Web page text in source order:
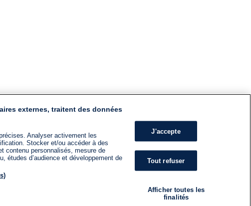
externes, traitent des données
Analyser activement les
Stocker et/ou accéder à des
contenu personnalisés, mesure de
études d’audience et développement de
J'accepte
Tout refuser
Afficher toutes les
finalités